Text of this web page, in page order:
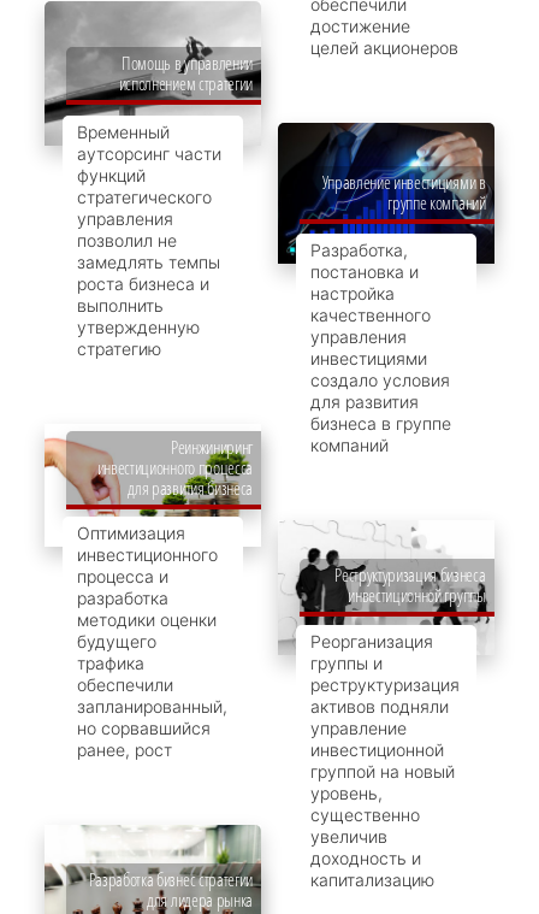
обеспечили
достижение
целей акционеров
Помощь в управлении
исполнением стратегии
Временный
аутсорсинг части
функций
стратегического
управления
позволил не
замедлять темпы
роста бизнеса и
выполнить
утвержденную
стратегию
Управление инвестициями в
группе компаний
Разработка,
постановка и
настройка
качественного
управления
инвестициями
создало условия
для развития
бизнеса в группе
компаний
Реинжиниринг
инвестиционного процесса
для развития бизнеса
Оптимизация
инвестиционного
процесса и
разработка
методики оценки
будущего
трафика
обеспечили
запланированный,
но сорвавшийся
ранее, рост
Реструктуризация бизнеса
инвестиционной группы
Реорганизация
группы и
реструктуризация
активов подняли
управление
инвестиционной
группой на новый
уровень,
существенно
увеличив
доходность и
капитализацию
Разработка бизнес стратегии
для лидера рынка